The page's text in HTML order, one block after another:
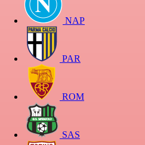
NAP
PAR
ROM
SAS